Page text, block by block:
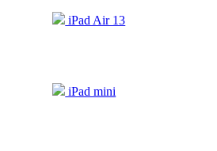
iPad Air 13
iPad mini